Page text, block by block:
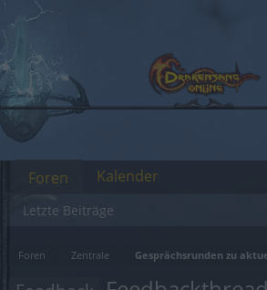
Foren Zentrale Gesprächsrunden zu
Foren
Letzte Beiträge
Kalender